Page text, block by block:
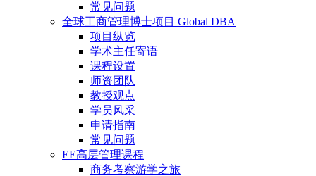
常见问题
全球工商管理博士项目 Global DBA
项目纵览
学术主任寄语
课程设置
师资团队
教授观点
学员风采
申请指南
常见问题
EE高层管理课程
商务考察游学之旅